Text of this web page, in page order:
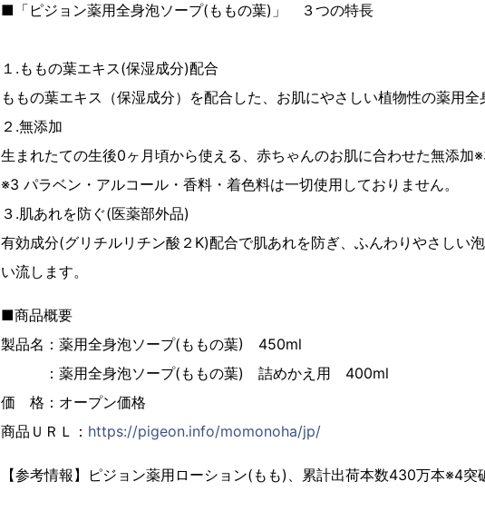
■「ピジョン薬用全身泡ソープ(ももの
１.ももの葉エキス(保湿成分)配合
ももの葉エキス（保湿成分）を配合した、お肌にやさしい植物性の薬用全
２.無添加
生まれたての生後0ヶ月頃から使える、赤ちゃんのお肌に合わせた無添加
※3 パラベン・アルコール・香料・着色料は一切使用しておりません。
３.肌あれを防ぐ(医薬部外品)
有効成分(グリチルリチン酸２K)配合で肌あれを防ぎ、ふんわりやさしい
い流します。
■商品概要
製品名：薬用全身泡ソープ(ももの葉) 450ml
：薬用全身泡ソープ(ももの葉) 詰めかえ用 400ml
価 格：オープン価格
商品ＵＲＬ： https://pigeon.info/momonoha/jp/
【参考情報】ピジョン薬用ローション(もも)、累計出